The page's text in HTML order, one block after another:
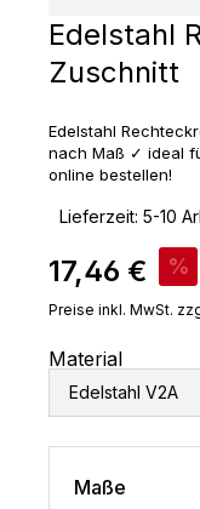
Edelstahl
Zuschnitt
Edelstahl
nach Maß ✓ ideal
online bestellen!
Lieferzeit: 5-10
Verkaufspreis:
17,46 € %
Preise inkl. MwSt.
Material
Edelstahl V2A
Maße